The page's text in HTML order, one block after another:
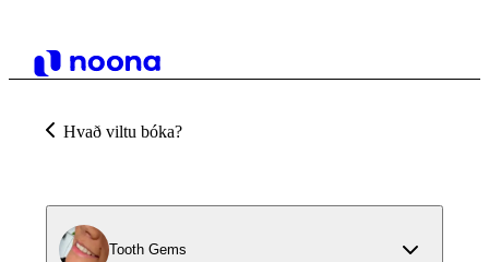
Hvað viltu bóka?
Tooth Gems